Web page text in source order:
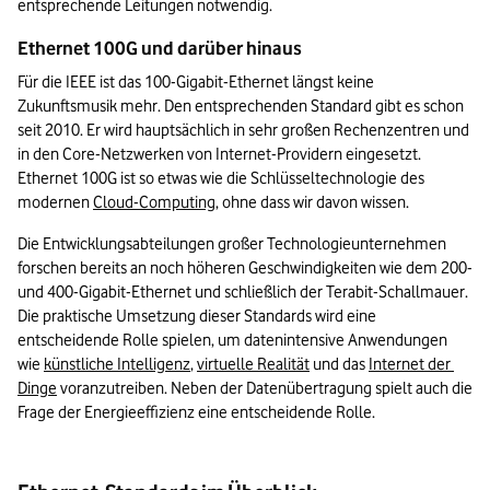
entsprechende Leitungen notwendig.
Ethernet 100G und darüber hinaus
Für die IEEE ist das 100-Gigabit-Ethernet längst keine
Zukunftsmusik mehr. Den entsprechenden Standard gibt es schon
seit 2010. Er wird hauptsächlich in sehr großen Rechenzentren und
in den Core-Netzwerken von Internet-Providern eingesetzt.
Ethernet 100G ist so etwas wie die Schlüsseltechnologie des
modernen Cloud-Computing, ohne dass wir davon wissen.
Die Entwicklungsabteilungen großer Technologieunternehmen
forschen bereits an noch höheren Geschwindigkeiten wie dem 200-
und 400-Gigabit-Ethernet und schließlich der Terabit-Schallmauer.
Die praktische Umsetzung dieser Standards wird eine
entscheidende Rolle spielen, um datenintensive Anwendungen
wie künstliche Intelligenz, virtuelle Realität und das Internet der
Dinge voranzutreiben. Neben der Datenübertragung spielt auch die
Frage der Energieeffizienz eine entscheidende Rolle.